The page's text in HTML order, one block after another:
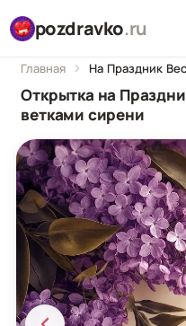
pozdravko.ru
Главная На Праздник
Открытка на
ветками сирени